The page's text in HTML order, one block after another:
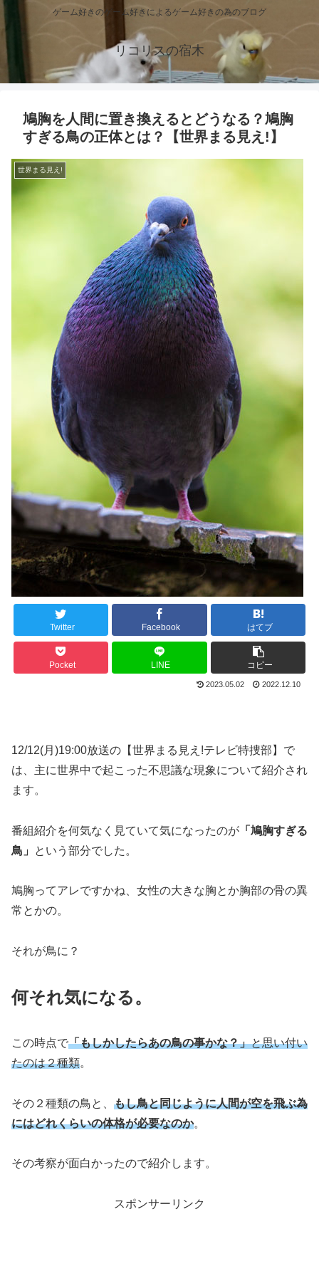
ゲーム好きのゲーム好きによるゲーム好きの為のブログ
リコリスの宿木
鳩胸を人間に置き換えるとどうなる？鳩胸
すぎる鳥の正体とは？【世界まる見え!】
世界まる見え!
Twitter Facebook はてブ
Pocket LINE コピー
2023.05.02 2022.12.10
12/12(月)19:00放送の【世界まる見え!テレビ特捜部】で
は、主に世界中で起こった不思議な現象について紹介され
ます。
番組紹介を何気なく見ていて気になったのが 「鳩胸すぎる
鳥」
という部分でした。
鳩胸ってアレですかね、女性の大きな胸とか胸部の骨の異
常とかの。
それが鳥に？
何それ気になる。
この時点で「もしかしたらあの鳥の事かな？」と思い付い
たのは２種類。
その２種類の鳥と、 もし鳥と同じように人間が空を飛ぶ為
にはどれくらいの体格が必要なのか。
その考察が面白かったので紹介します。
スポンサーリンク